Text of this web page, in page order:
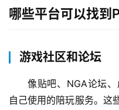
哪些平台可以找到
游戏社区和论坛
像贴吧、NGA论坛
自己使用的陪玩服务。这